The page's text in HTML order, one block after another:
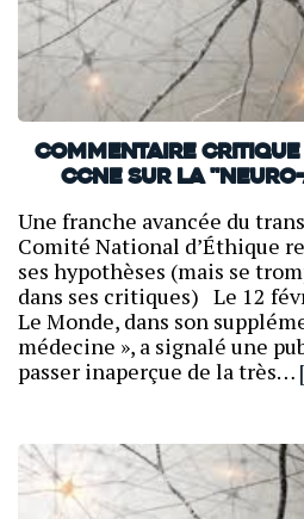
Commentaire critique
CCNE sur la
Une franche avancée du
Comité National d’Éthique
ses hypothèses (mais se
dans ses critiques) Le 12
Le Monde, dans son
médecine », a signalé une
passer inaperçue de la très…